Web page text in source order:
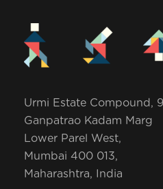
Urmi Estate Compound,
Ganpatrao Kadam Marg
Lower Parel West,
Mumbai 400 013,
Maharashtra, India